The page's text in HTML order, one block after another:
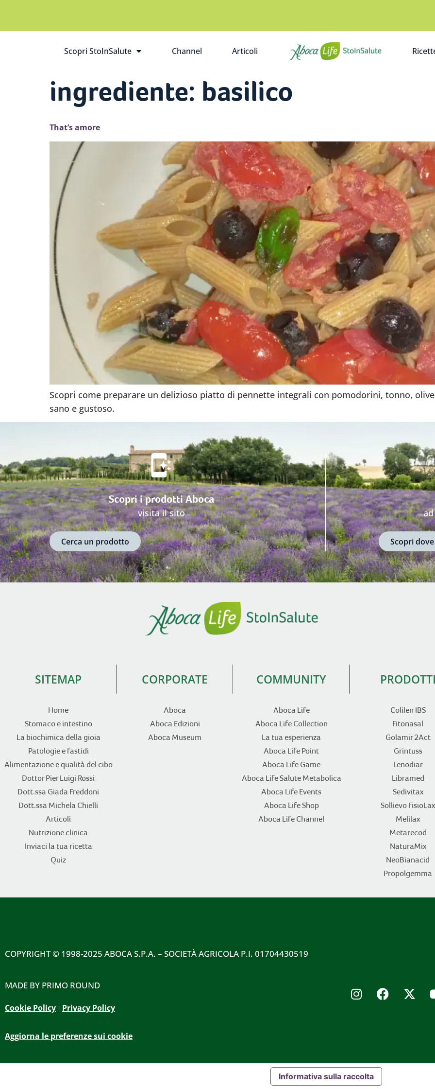
Apri il sottomenù
Scopri StoInSalute Channel Articoli
ingrediente: basilico
That’s amore
Scopri come preparare un delizioso piatto di pennette integrali con pomodorini, tonno,
sano e gustoso.
Scopri i prodotti Aboca
visita il sito
Cerca un prodotto Scopri
SITEMAP
Home
Stomaco e intestino
La biochimica della gioia
Patologie e fastidi
Alimentazione e qualità del cibo
Dottor Pier Luigi Rossi
Dott.ssa Giada Freddoni
Dott.ssa Michela Chielli
Articoli
Nutrizione clinica
Inviaci la tua ricetta
Quiz
CORPORATE
Aboca
Aboca Edizioni
Aboca Museum
COMMUNITY
Aboca Life
Aboca Life Collection
La tua esperienza
Aboca Life Point
Aboca Life Game
Aboca Life Salute Metabolica
Aboca Life Events
Aboca Life Shop
Aboca Life Channel
Colilen IBS
Fitonasal
Golamir 2Act
Grintuss
Lenodiar
Libramed
Sedivitax
Sollievo FisioLax
Melilax
Metarecod
NaturaMix
NeoBianacid
Propolgemma
COPYRIGHT© 1998-2025 ABOCA S.P.A. – SOCIETÀ AGRICOLA P.I. 01704430519
MADE BY PRIMO ROUND
Cookie Policy | Privacy Policy
Aggiorna le preferenze sui cookie
Informativa sulla raccolta